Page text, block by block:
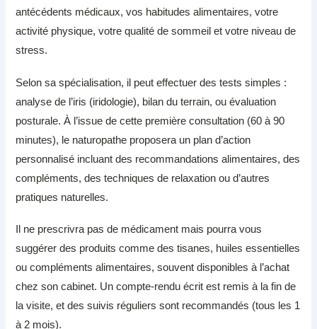
antécédents médicaux, vos habitudes alimentaires, votre
activité physique, votre qualité de sommeil et votre niveau de
stress.
Selon sa spécialisation, il peut effectuer des tests simples :
analyse de l’iris (iridologie), bilan du terrain, ou évaluation
posturale. À l’issue de cette première consultation (60 à 90
minutes), le naturopathe proposera un plan d’action
personnalisé incluant des recommandations alimentaires, des
compléments, des techniques de relaxation ou d’autres
pratiques naturelles.
Il ne prescrivra pas de médicament mais pourra vous
suggérer des produits comme des tisanes, huiles essentielles
ou compléments alimentaires, souvent disponibles à l’achat
chez son cabinet. Un compte-rendu écrit est remis à la fin de
la visite, et des suivis réguliers sont recommandés (tous les 1
à 2 mois).